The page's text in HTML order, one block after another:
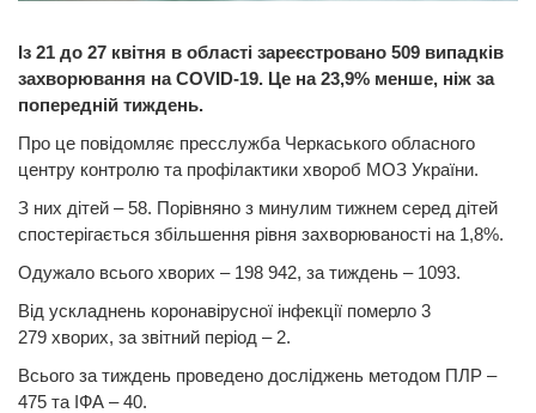
Із 21 до 27 квітня в області зареєстровано 509 випадків
захворювання на COVID-19. Це на 23,9% менше, ніж за
попередній тиждень.
Про це повідомляє пресслужба Черкаського обласного
центру контролю та профілактики хвороб МОЗ України.
З них дітей – 58. Порівняно з минулим тижнем серед дітей
спостерігається збільшення рівня захворюваності на 1,8%.
Одужало всього хворих – 198 942, за тиждень – 1093.
Від ускладнень коронавірусної інфекції померло 3
279 хворих, за звітний період – 2.
Всього за тиждень проведено досліджень методом ПЛР –
475 та ІФА – 40.